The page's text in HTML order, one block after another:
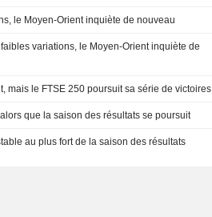
le Moyen-Orient inquiète de nouveau
variations, le Moyen-Orient inquiète de
mais le FTSE 250 poursuit sa série de victoires
que la saison des résultats se poursuit
au plus fort de la saison des résultats